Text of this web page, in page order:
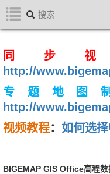
BIGEMAP快速入门
Bigemap版本更新列表
下载及安装BIGEMAP软件
高程等高线
高清卫星地图
切换网咯IP地址
无法正常启动解决方案
添加第三方在线地图源
同步
http://
专题地图
http://
视频教程： 如何选
BIGEMAP GIS Office高程数